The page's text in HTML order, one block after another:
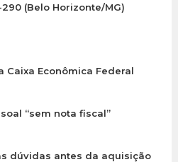
290 (Belo Horizonte/MG)
Econômica Federal
“sem nota fiscal”
dúvidas antes da aquisição